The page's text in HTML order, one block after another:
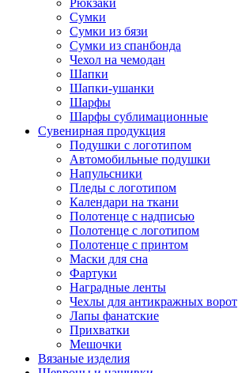
Рюкзаки
Сумки
Сумки из бязи
Сумки из спанбонда
Чехол на чемодан
Шапки
Шапки-ушанки
Шарфы
Шарфы сублимационные
Сувенирная продукция
Подушки с логотипом
Автомобильные подушки
Напульсники
Пледы с логотипом
Календари на ткани
Полотенце с надписью
Полотенце с логотипом
Полотенце с принтом
Маски для сна
Фартуки
Наградные ленты
Чехлы для антикражных ворот
Лапы фанатские
Прихватки
Мешочки
Вязаные изделия